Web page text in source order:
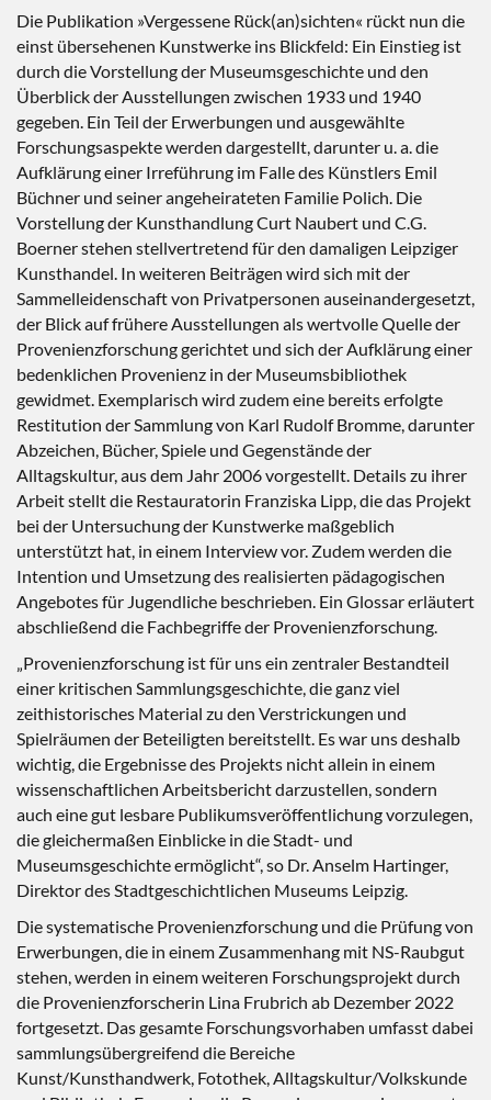
Die Publikation »Vergessene Rück(an)sichten« rückt nun die
einst übersehenen Kunstwerke ins Blickfeld: Ein Einstieg ist
durch die Vorstellung der Museumsgeschichte und den
Überblick der Ausstellungen zwischen 1933 und 1940
gegeben. Ein Teil der Erwerbungen und ausgewählte
Forschungsaspekte werden dargestellt, darunter u. a. die
Aufklärung einer Irreführung im Falle des Künstlers Emil
Büchner und seiner angeheirateten Familie Polich. Die
Vorstellung der Kunsthandlung Curt Naubert und C.G.
Boerner stehen stellvertretend für den damaligen Leipziger
Kunsthandel. In weiteren Beiträgen wird sich mit der
Sammelleidenschaft von Privatpersonen auseinandergesetzt,
der Blick auf frühere Ausstellungen als wertvolle Quelle der
Provenienzforschung gerichtet und sich der Aufklärung einer
bedenklichen Provenienz in der Museumsbibliothek
gewidmet. Exemplarisch wird zudem eine bereits erfolgte
Restitution der Sammlung von Karl Rudolf Bromme, darunter
Abzeichen, Bücher, Spiele und Gegenstände der
Alltagskultur, aus dem Jahr 2006 vorgestellt. Details zu ihrer
Arbeit stellt die Restauratorin Franziska Lipp, die das Projekt
bei der Untersuchung der Kunstwerke maßgeblich
unterstützt hat, in einem Interview vor. Zudem werden die
Intention und Umsetzung des realisierten pädagogischen
Angebotes für Jugendliche beschrieben. Ein Glossar erläutert
abschließend die Fachbegriffe der Provenienzforschung.
„Provenienzforschung ist für uns ein zentraler Bestandteil
einer kritischen Sammlungsgeschichte, die ganz viel
zeithistorisches Material zu den Verstrickungen und
Spielräumen der Beteiligten bereitstellt. Es war uns deshalb
wichtig, die Ergebnisse des Projekts nicht allein in einem
wissenschaftlichen Arbeitsbericht darzustellen, sondern
auch eine gut lesbare Publikumsveröffentlichung vorzulegen,
die gleichermaßen Einblicke in die Stadt- und
Museumsgeschichte ermöglicht“, so Dr. Anselm Hartinger,
Direktor des Stadtgeschichtlichen Museums Leipzig.
Die systematische Provenienzforschung und die Prüfung von
Erwerbungen, die in einem Zusammenhang mit NS-Raubgut
stehen, werden in einem weiteren Forschungsprojekt durch
die Provenienzforscherin Lina Frubrich ab Dezember 2022
fortgesetzt. Das gesamte Forschungsvorhaben umfasst dabei
sammlungsübergreifend die Bereiche
Kunst/Kunsthandwerk, Fotothek, Alltagskultur/Volkskunde